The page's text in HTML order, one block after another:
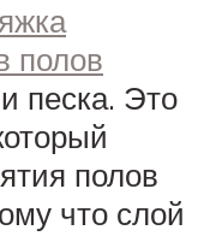
полов
песка. Это
полов
что слой